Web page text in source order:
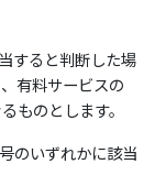
すると判断した場
有料サービスの
ものとします。
のいずれかに該当